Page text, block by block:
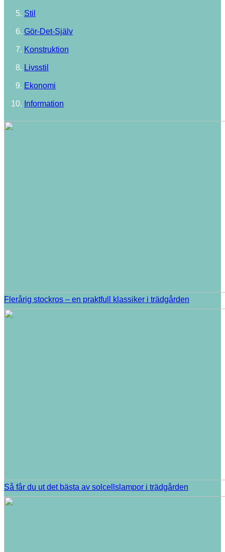
Stil
Gör-Det-Själv
Konstruktion
Livsstil
Ekonomi
Information
Flerårig stockros – en praktfull klassiker i trädgården
Så får du ut det bästa av solcellslampor i trädgården